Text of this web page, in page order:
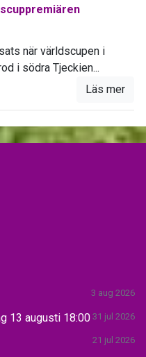
när världscupen i
i södra Tjeckien...
Läs mer
3 aug 2026
13 augusti 18:00 31 jul 2026
21 jul 2026